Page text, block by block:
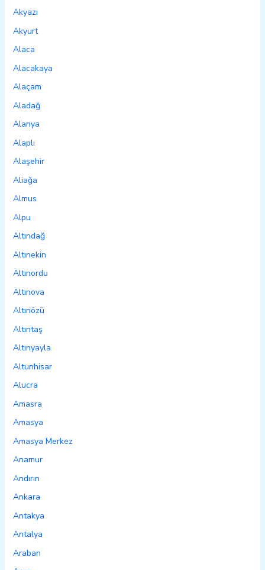
Akyazı
Akyurt
Alaca
Alacakaya
Alaçam
Aladağ
Alanya
Alaplı
Alaşehir
Aliağa
Almus
Alpu
Altındağ
Altınekin
Altınordu
Altınova
Altınözü
Altıntaş
Altınyayla
Altunhisar
Alucra
Amasra
Amasya
Amasya Merkez
Anamur
Andırın
Ankara
Antakya
Antalya
Araban